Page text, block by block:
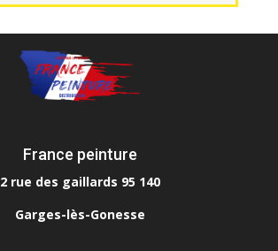
France peinture
2 rue des gaillards 95 140
Garges-lès-Gonesse